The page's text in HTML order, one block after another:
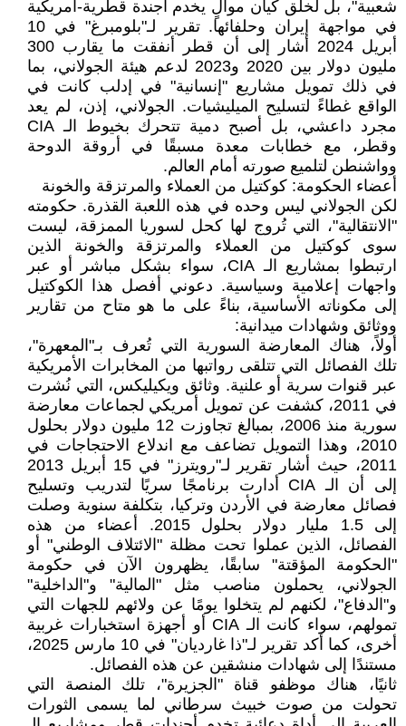
شعبية"، بل لخلق كيان موالٍ يخدم أجندة قطرية-أمريكية
في مواجهة إيران وحلفائها. تقرير لـ"بلومبرغ" في 10
أبريل 2024 أشار إلى أن قطر أنفقت ما يقارب 300
مليون دولار بين 2020 و2023 لدعم هيئة الجولاني، بما
في ذلك تمويل مشاريع "إنسانية" في إدلب كانت في
الواقع غطاءً لتسليح الميليشيات. الجولاني، إذن، لم يعد
مجرد داعشي، بل أصبح دمية تتحرك بخيوط الـ CIA
وقطر، مع خطابات معدة مسبقًا في أروقة الدوحة
وواشنطن لتلميع صورته أمام العالم.
أعضاء الحكومة: كوكتيل من العملاء والمرتزقة والخونة
لكن الجولاني ليس وحده في هذه اللعبة القذرة. حكومته
"الانتقالية"، التي تُروج لها كحل لسوريا الممزقة، ليست
سوى كوكتيل من العملاء والمرتزقة والخونة الذين
ارتبطوا بمشاريع الـ CIA، سواء بشكل مباشر أو عبر
واجهات إعلامية وسياسية. دعوني أفصل هذا الكوكتيل
إلى مكوناته الأساسية، بناءً على ما هو متاح من تقارير
ووثائق وشهادات ميدانية:
أولاً، هناك المعارضة السورية التي تُعرف بـ"المعهرة"،
تلك الفصائل التي تتلقى رواتبها من المخابرات الأمريكية
عبر قنوات سرية أو علنية. وثائق ويكيليكس، التي نُشرت
في 2011، كشفت عن تمويل أمريكي لجماعات معارضة
سورية منذ 2006، بمبالغ تجاوزت 12 مليون دولار بحلول
2010، وهذا التمويل تضاعف مع اندلاع الاحتجاجات في
2011، حيث أشار تقرير لـ"رويترز" في 15 أبريل 2013
إلى أن الـ CIA أدارت برنامجًا سريًا لتدريب وتسليح
فصائل معارضة في الأردن وتركيا، بتكلفة سنوية وصلت
إلى 1.5 مليار دولار بحلول 2015. أعضاء من هذه
الفصائل، الذين عملوا تحت مظلة "الائتلاف الوطني" أو
"الحكومة المؤقتة" سابقًا، يظهرون الآن في حكومة
الجولاني، يحملون مناصب مثل "المالية" و"الداخلية"
و"الدفاع"، لكنهم لم يتخلوا يومًا عن ولائهم للجهات التي
تمولهم، سواء كانت الـ CIA أو أجهزة استخبارات غربية
أخرى، كما أكد تقرير لـ"ذا غارديان" في 10 مارس 2025،
مستندًا إلى شهادات منشقين عن هذه الفصائل.
ثانيًا، هناك موظفو قناة "الجزيرة"، تلك المنصة التي
تحولت من صوت خبيث سرطاني لما يسمى الثورات